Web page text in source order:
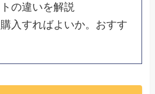
の違いを解説
入すればよいか。おすす